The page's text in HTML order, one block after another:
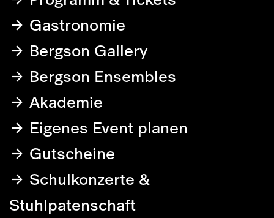
Gastronomie
Bergson Gallery
Bergson Ensembles
Akademie
Eigenes Event planen
Gutscheine
Schulkonzerte &
Stuhlpatenschaft